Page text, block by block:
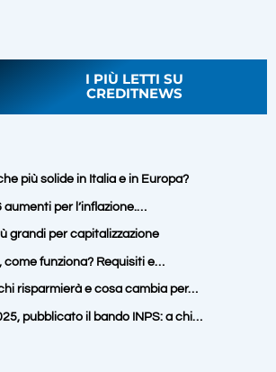
I PIÙ LETTI SU
CREDITNEWS
più solide in Italia e in Europa?
aumenti per l’inflazione.…
grandi per capitalizzazione
come funziona? Requisiti e…
risparmierà e cosa cambia per…
pubblicato il bando INPS: a chi…